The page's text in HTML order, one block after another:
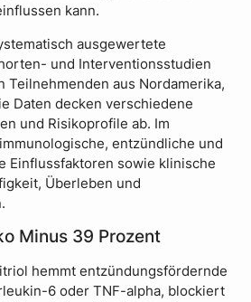
kann.
ausgewertete
und Interventionsstudien
Teilnehmenden aus Nordamerika,
Daten decken verschiedene
und Risikoprofile ab. Im
entzündliche und
Einflussfaktoren sowie klinische
Überleben und
Minus 39 Prozent
hemmt entzündungsfördernde
6 oder TNF-alpha, blockiert